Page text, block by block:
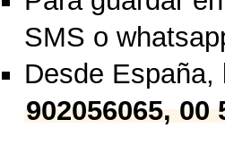
SMS o
Desde
902056065,